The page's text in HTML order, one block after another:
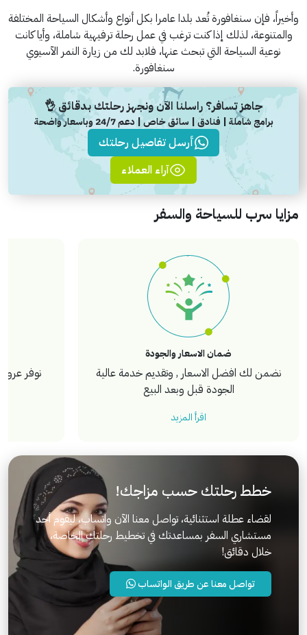
وأخيراً، فإن سنغافورة تُعد بلدا عامرا بكل أنواع وأشكال السياحة المختلفة
والمتنوعة، لذلك إذا كنت ترغب في عمل رحلة ترفيهية شاملة، وأيا كانت
نوعية السياحة التي تبحث عنها، فلابد لك من زيارة النمر الآسيوي
سنغافورة.
جاهز تسافر؟ راسلنا الآن ونجهز رحلتك بدقائق 👌
برامج شاملة | فنادق | سائق خاص | دعم 24/7 وباسعار واضحة
أرسل تفاصيل رحلتك
آراء العملاء
مزايا سرب للسياحة والسفر
ضمان الاسعار والجودة
نضمن لك افضل الاسعار , وتقديم خدمة عالية
الجودة قبل وبعد البيع
اقرأ المزيد
نوفر
خطط رحلتك حسب مزاجك!
لقضاء عطلة استثنائية، تواصل معنا الآن واتساب، ليقوم أحد
مستشاري السفر بمساعدتك في تخطيط رحلتك الخاصة،
خلال دقائق!
تواصل معنا عن طريق الواتساب